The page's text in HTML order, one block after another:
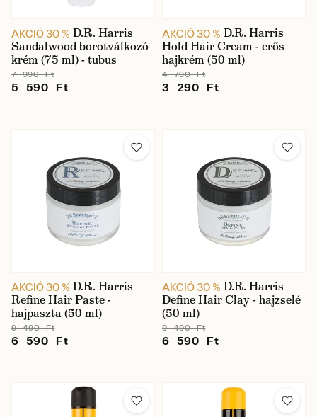
AKCIÓ 30 % D.R. Harris
Sandalwood borotválkozó
krém (75 ml) - tubus
7 990 Ft
5 590 Ft
AKCIÓ 30 % D.R. Harris
Hold Hair Cream - erős
hajkrém (50 ml)
4 790 Ft
3 290 Ft
AKCIÓ 30 % D.R. Harris
Refine Hair Paste -
hajpaszta (50 ml)
9 490 Ft
6 590 Ft
AKCIÓ 30 % D.R. Harris
Define Hair Clay - hajzselé
(50 ml)
9 490 Ft
6 590 Ft